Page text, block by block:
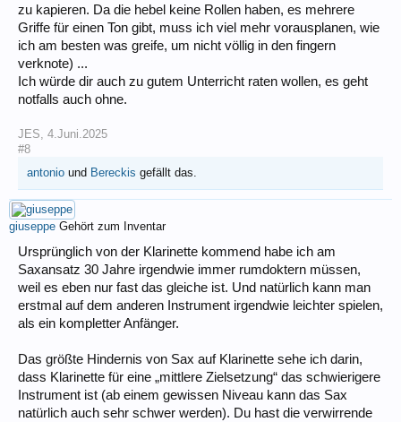
zu kapieren. Da die hebel keine Rollen haben, es mehrere
Griffe für einen Ton gibt, muss ich viel mehr vorausplanen, wie
ich am besten was greife, um nicht völlig in den fingern
verknote) ...
Ich würde dir auch zu gutem Unterricht raten wollen, es geht
notfalls auch ohne.
JES 4.Juni.2025
#8
antonio und Bereckis gefällt das.
giuseppe Gehört zum Inventar
Ursprünglich von der Klarinette kommend habe ich am
Saxansatz 30 Jahre irgendwie immer rumdoktern müssen,
weil es eben nur fast das gleiche ist. Und natürlich kann man
erstmal auf dem anderen Instrument irgendwie leichter spielen,
als ein kompletter Anfänger.
Das größte Hindernis von Sax auf Klarinette sehe ich darin,
dass Klarinette für eine „mittlere Zielsetzung“ das schwierigere
Instrument ist (ab einem gewissen Niveau kann das Sax
natürlich auch sehr schwer werden). Du hast die verwirrende